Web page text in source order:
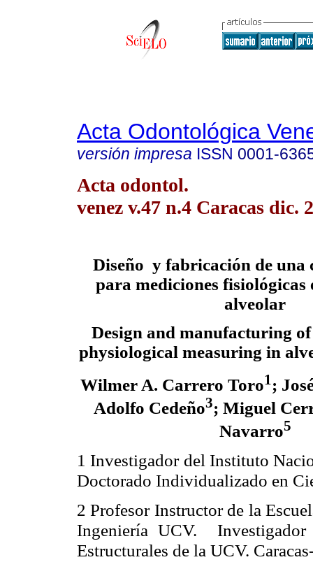
Acta Odontológica
versión impresa ISSN 0001-
Acta odontol.
venez v.47 n.4 Caracas dic.
Diseño y fabricación de una
para mediciones fisiológicas
alveolar
Design and manufacturing
physiological measuring in
Wilmer A. Carrero Toro1 ;
Adolfo Cedeño3; Miguel
Navarro5
1 Investigador del Instituto
Doctorado Individualizado en
2Profesor Instructor de la
Ingeniería UCV.
Estructurales de la UCV.